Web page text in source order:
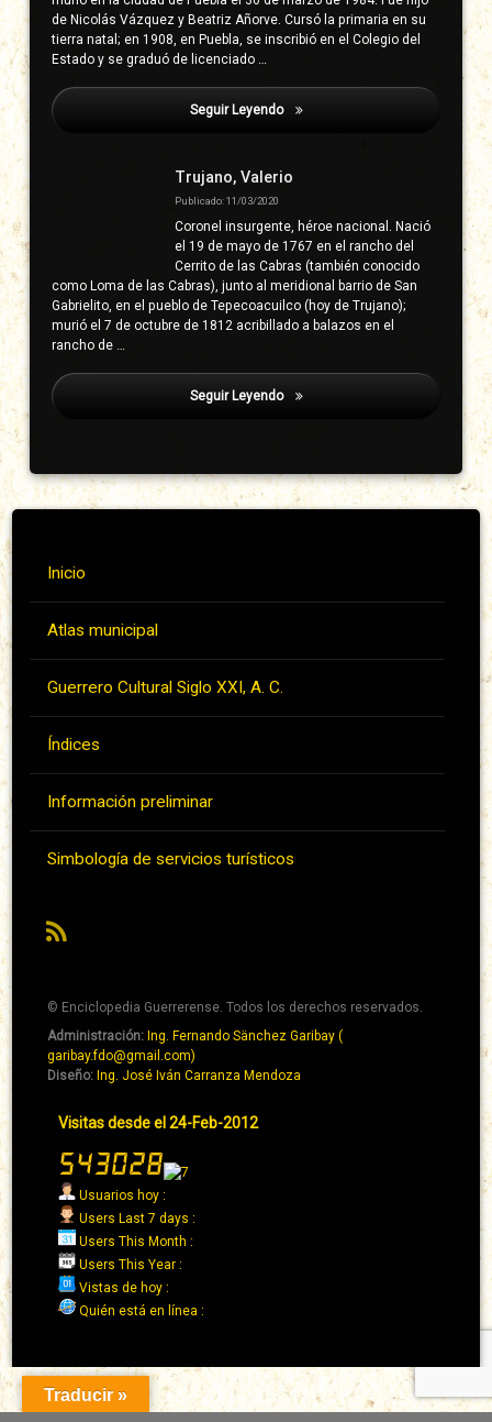
de Nicolás Vázquez y Beatriz Añorve. Cursó la primaria en su
tierra natal; en 1908, en Puebla, se inscribió en el Colegio del
Estado y se graduó de licenciado …
Seguir Leyendo China Poblana, La
Trujano, Valerio
Publicado: 11/03/2020
Coronel insurgente, héroe nacional. Nació
el 19 de mayo de 1767 en el rancho del
Cerrito de las Cabras (también conocido
como Loma de las Cabras), junto al meridional barrio de San
Gabrielito, en el pueblo de Tepecoacuilco (hoy de Trujano);
murió el 7 de octubre de 1812 acribillado a balazos en el
rancho de …
Seguir Leyendo China Poblana, La
Inicio
Atlas municipal
Guerrero Cultural Siglo XXI, A. C.
Índices
Información preliminar
Simbología de servicios turísticos
RSS
© Enciclopedia Guerrerense. Todos los derechos reservados.
Pie
de
→
Abaixo
Administración:Ing. Fernando Sänchez Garibay (
garibay.fdo@gmail.com)
Diseño:Ing. José Iván Carranza Mendoza
de
página
→
Derecha
Visitas desde el 24-Feb-2012
Usuarios hoy :
Users Last 7 days :
Users This Month :
Users This Year :
Vistas de hoy :
Quién está en línea :
Traducir »